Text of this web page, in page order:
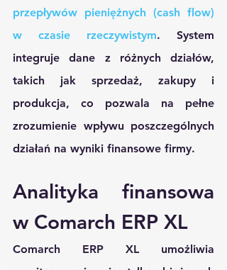
przepływów pieniężnych (cash flow)
w czasie rzeczywistym. System
integruje dane z różnych działów,
takich jak sprzedaż, zakupy i
produkcja, co pozwala na pełne
zrozumienie wpływu poszczególnych
działań na wyniki finansowe firmy.
Analityka finansowa
w Comarch ERP XL
Comarch ERP XL umożliwia